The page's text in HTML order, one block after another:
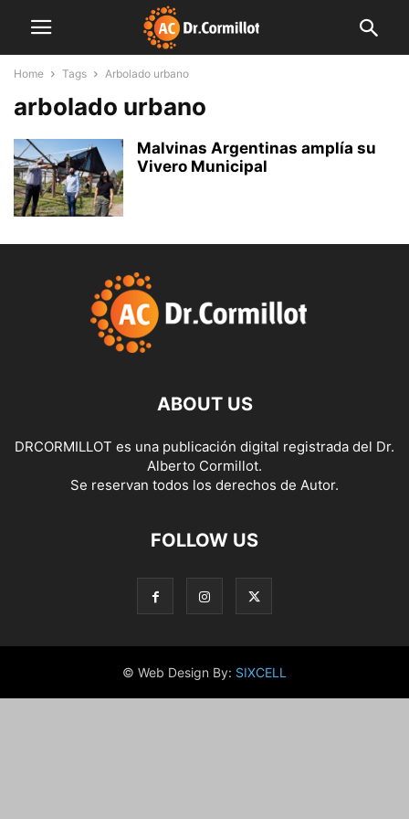
Home Tags Arbolado urbano
arbolado urbano
Malvinas Argentinas amplía su
Vivero Municipal
ABOUT US
DRCORMILLOT es una publicación digital registrada del Dr.
Alberto Cormillot.
Se reservan todos los derechos de Autor.
FOLLOW US
© Web Design By: SIXCELL